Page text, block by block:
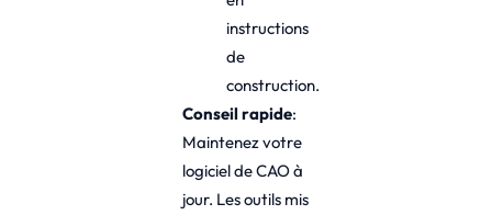
instructions
de
construction.
Conseil rapide:
Maintenez votre
logiciel de CAO à
jour. Les outils mis